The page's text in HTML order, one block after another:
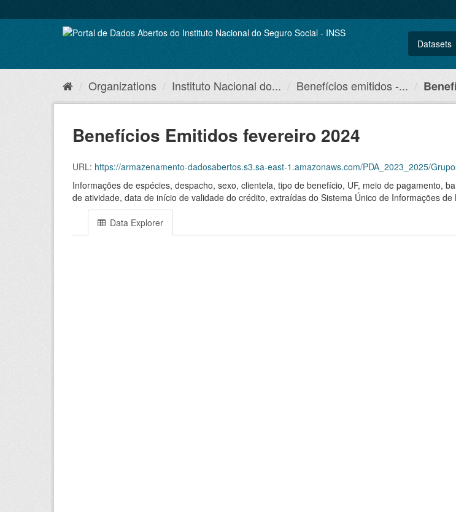
to
Datasets
Organizations Instituto Nacional do... Benefícios emitidos -...
Benefícios Emitidos fevereiro 2024
URL: https://armazenamento-dadosabertos.s3.sa-east-1.amazonaws.com/PDA_2023_2025/
Informações de espécies, despacho, sexo, clientela, tipo de benefício, UF, meio de pagamento,
de atividade, data de início de validade do crédito, extraídas do Sistema Único de Informações de
Data Explorer